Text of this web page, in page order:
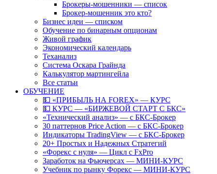
Брокеры-мошенники — список
Брокер-мошенник это кто?
Бизнес идеи — списком
Обучение по бинарным опционам
Живой график
Экономический календарь
Теханализ
Система Оскара Грайнда
Калькулятор мартингейла
Все статьи
ОБУЧЕНИЕ
💵 «ПРИБЫЛЬ НА FOREX» — КУРС
💵 КУРС — «БИРЖЕВОЙ СТАРТ С БКС»
«Технический анализ» — с БКС-Брокер
30 паттернов Price Action — с БКС-Брокер
Индикаторы TradingView — с БКС-Брокер
20+ Простых и Надежных Стратегий
«Форекс с нуля» — Цикл с FxPro
Заработок на Фьючерсах — МИНИ-КУРС
Учебник по рынку Форекс — МИНИ-КУРС